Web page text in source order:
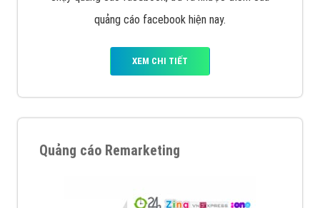
quảng cáo facebook hiện nay.
XEM CHI TIẾT
Quảng cáo Remarketing